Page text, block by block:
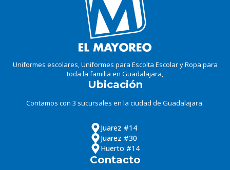
Uniformes escolares, Uniformes para Escolta Escolar y Ropa para
toda la familia en Guadalajara,
Ubicación
Contamos con 3 sucursales en la ciudad de Guadalajara.
Juarez #14
Juarez #30
Huerto #14
Contacto